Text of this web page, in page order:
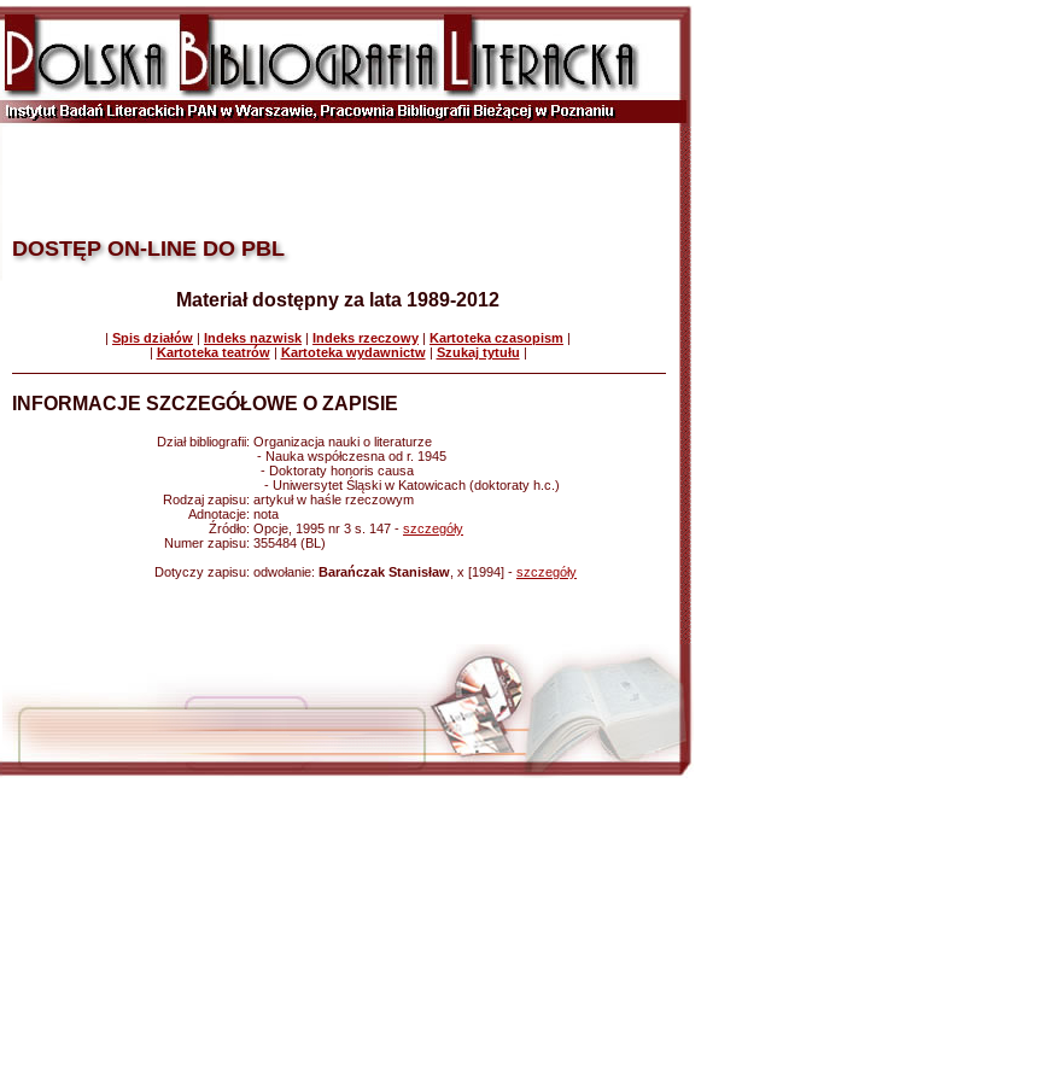
DOSTĘP ON-LINE DO PBL
Materiał dostępny za lata 1989-2012
| Spis działów | Indeks nazwisk | Indeks rzeczowy | Kartoteka czasopism |
| Kartoteka teatrów| Kartoteka wydawnictw| Szukaj tytułu |
INFORMACJE SZCZEGÓŁOWE O ZAPISIE
Dział bibliografii: Organizacja nauki o literaturze
- Nauka współczesna od r. 1945
- Doktoraty honoris causa
- Uniwersytet Śląski w Katowicach (doktoraty h.c.)
Rodzaj zapisu: artykuł w haśle rzeczowym
Adnotacje: nota
Źródło: Opcje, 1995 nr 3 s. 147 - szczegóły
Numer zapisu: 355484 (BL)
Dotyczy zapisu: odwołanie: Barańczak Stanisław , x [1994] - szczegóły